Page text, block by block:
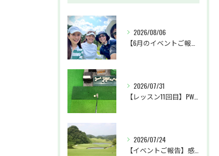
2026/08/06
【6月のイベントご報告 by リサオコーチ】
2026/07/31
【レッスン11回目】PW・SWクラブの使い分け＆パターに初挑戦
2026/07/24
【イベントご報告】感動のホールインワン達成！ラウンドレッスン＠ベルセルバカントリークラブ市原コース